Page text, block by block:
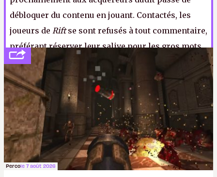
débloquer du contenu en jouant. Contactés, les
joueurs de Riftse sont refusés à tout commentaire,
préférant réserver leur salive pour les gros mots
qu'ils envoient quotidiennement à Gamigo depuis
cette annonce .
Note 1 : Le nom donné à leurs serveurs progression.
Percole 7 août 2026